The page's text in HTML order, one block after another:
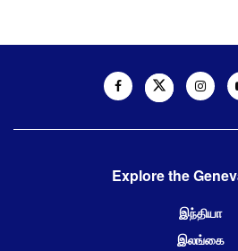
Explore the
இந்தியா
இலங்கை